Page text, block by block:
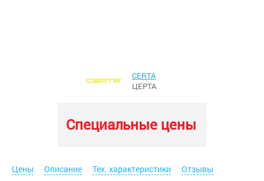
CERTA
ЦЕРТА
Специальные цены
Цены Описание Тех. характеристики
Отзывы